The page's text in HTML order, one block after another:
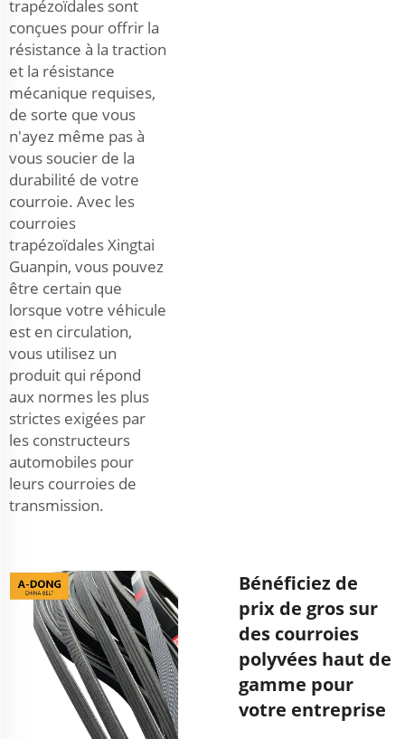
trapézoïdales sont
conçues pour offrir la
résistance à la traction
et la résistance
mécanique requises,
de sorte que vous
n'ayez même pas à
vous soucier de la
durabilité de votre
courroie. Avec les
courroies
trapézoïdales Xingtai
Guanpin, vous pouvez
être certain que
lorsque votre véhicule
est en circulation,
vous utilisez un
produit qui répond
aux normes les plus
strictes exigées par
les constructeurs
automobiles pour
leurs courroies de
transmission.
Bénéficiez de
prix de gros sur
des courroies
polyvées haut de
gamme pour
votre entreprise